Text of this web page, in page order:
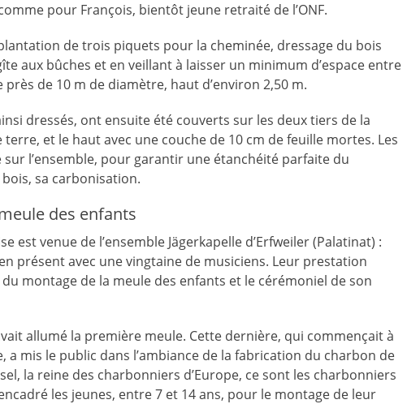
pour François, bientôt jeune retraité de l’ONF.
de trois piquets pour la cheminée, dressage du bois
aux bûches et en veillant à laisser un minimum d’espace entre
de 10 m de diamètre, haut d’environ 2,50 m.
dressés, ont ensuite été couverts sur les deux tiers de la
et le haut avec une couche de 10 cm de feuille mortes. Les
l’ensemble, pour garantir une étanchéité parfaite du
sa carbonisation.
des enfants
est venue de l’ensemble Jägerkapelle d’Erfweiler (Palatinat) :
présent avec une vingtaine de musiciens. Leur prestation
montage de la meule des enfants et le cérémoniel de son
allumé la première meule. Cette dernière, qui commençait à
mis le public dans l’ambiance de la fabrication du charbon de
la reine des charbonniers d’Europe, ce sont les charbonniers
les jeunes, entre 7 et 14 ans, pour le montage de leur